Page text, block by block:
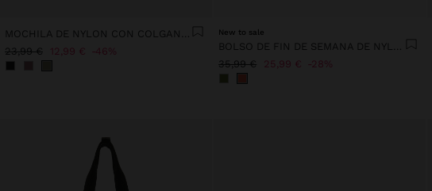
23,99 € 12,99 € 46%
New to sale
35,99 € 25,99 € 28%